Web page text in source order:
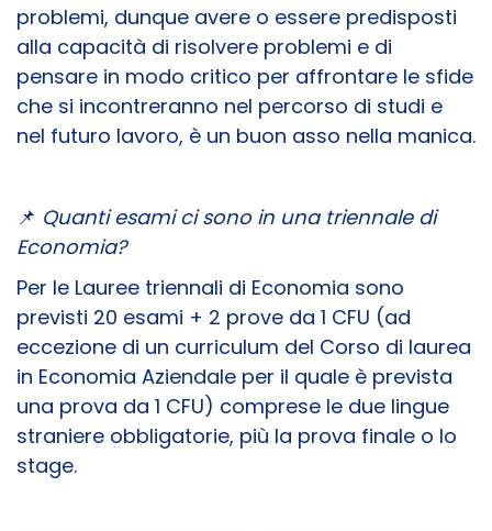
problemi, dunque avere o essere predisposti
alla capacità di risolvere problemi e di
pensare in modo critico per affrontare le sfide
che si incontreranno nel percorso di studi e
nel futuro lavoro, è un buon asso nella manica.
📌 Quanti esami ci sono in una triennale di
Economia?
Per le Lauree triennali di Economia sono
previsti 20 esami + 2 prove da 1 CFU (ad
eccezione di un curriculum del Corso di laurea
in Economia Aziendale per il quale è prevista
una prova da 1 CFU) comprese le due lingue
straniere obbligatorie, più la prova finale o lo
stage.